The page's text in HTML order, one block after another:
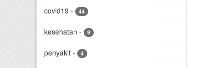
covid19 - 44
kesehatan - 9
penyakit - 4